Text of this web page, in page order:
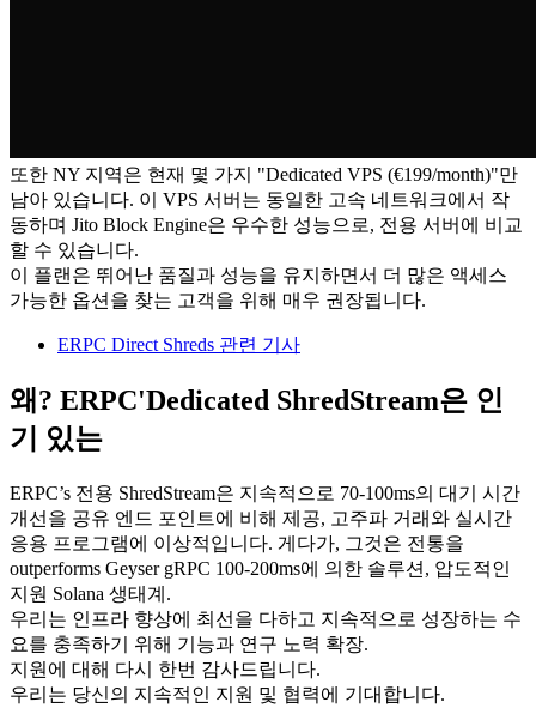
또한 NY 지역은 현재 몇 가지 "Dedicated VPS (€199/month)"만
남아 있습니다. 이 VPS 서버는 동일한 고속 네트워크에서 작
동하며 Jito Block Engine은 우수한 성능으로, 전용 서버에 비교
할 수 있습니다.
이 플랜은 뛰어난 품질과 성능을 유지하면서 더 많은 액세스
가능한 옵션을 찾는 고객을 위해 매우 권장됩니다.
ERPC Direct Shreds 관련 기사
왜? ERPC'Dedicated ShredStream은 인
기 있는
ERPC’s 전용 ShredStream은 지속적으로 70-100ms의 대기 시간
개선을 공유 엔드 포인트에 비해 제공, 고주파 거래와 실시간
응용 프로그램에 이상적입니다. 게다가, 그것은 전통을
outperforms Geyser gRPC 100-200ms에 의한 솔루션, 압도적인
지원 Solana 생태계.
우리는 인프라 향상에 최선을 다하고 지속적으로 성장하는 수
요를 충족하기 위해 기능과 연구 노력 확장.
지원에 대해 다시 한번 감사드립니다.
우리는 당신의 지속적인 지원 및 협력에 기대합니다.